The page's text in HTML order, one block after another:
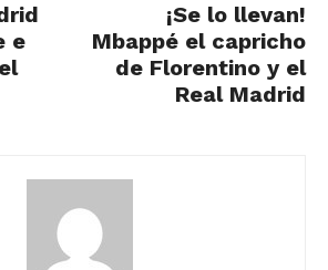
e
¡Se lo llevan!
Mbappé el capricho
de Florentino y el
Real Madrid